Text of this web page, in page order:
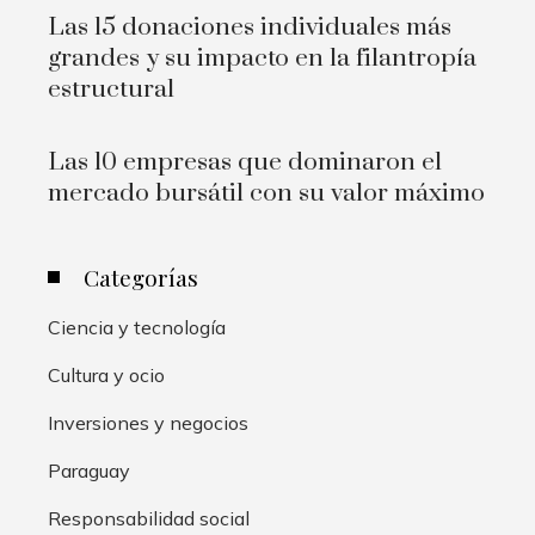
Las 15 donaciones individuales más
grandes y su impacto en la filantropía
estructural
Las 10 empresas que dominaron el
mercado bursátil con su valor máximo
Categorías
Ciencia y tecnología
Cultura y ocio
Inversiones y negocios
Paraguay
Responsabilidad social